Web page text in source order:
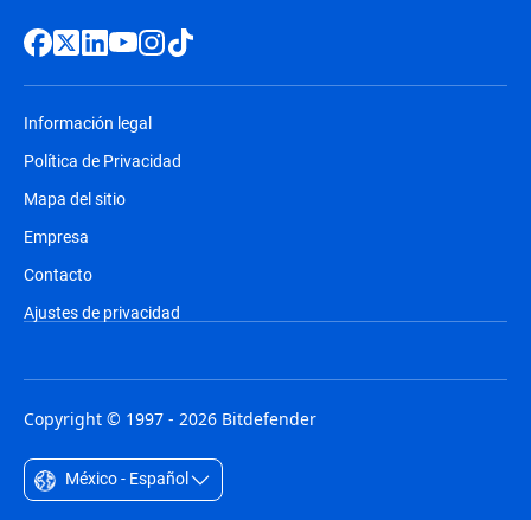
Información legal
Política de Privacidad
Mapa del sitio
Empresa
Contacto
Ajustes de privacidad
Copyright © 1997 - 2026 Bitdefender
México - Español